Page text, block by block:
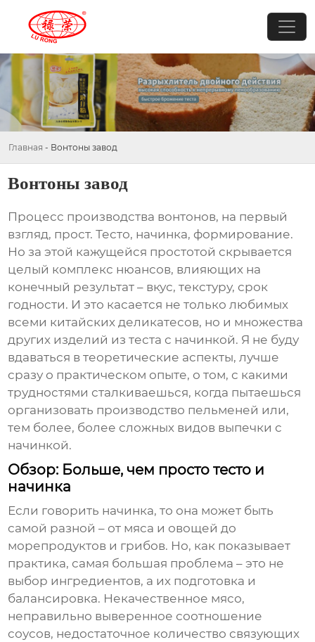
Главная - Вонтоны завод
Вонтоны завод
Процесс производства вонтонов, на первый
взгляд, прост. Тесто, начинка, формирование.
Но за этой кажущейся простотой скрывается
целый комплекс нюансов, влияющих на
конечный результат – вкус, текстуру, срок
годности. И это касается не только любимых
всеми китайских деликатесов, но и множества
других изделий из теста с начинкой. Я не буду
вдаваться в теоретические аспекты, лучше
сразу о практическом опыте, о том, с какими
трудностями сталкиваешься, когда пытаешься
организовать производство пельменей или,
тем более, более сложных видов выпечки с
начинкой.
Обзор: Больше, чем просто тесто и
начинка
Если говорить начинка, то она может быть
самой разной – от мяса и овощей до
морепродуктов и грибов. Но, как показывает
практика, самая большая проблема – это не
выбор ингредиентов, а их подготовка и
балансировка. Некачественное мясо,
неправильно выверенное соотношение
соусов, недостаточное количество связующих